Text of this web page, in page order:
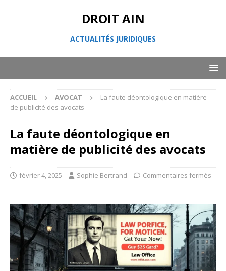
DROIT AIN
ACTUALITÉS JURIDIQUES
ACCUEIL AVOCAT
La faute déontologique en matière
de publicité des avocats
La faute déontologique en
matière de publicité des avocats
février 4, 2025 Sophie Bertrand Commentaires fermés